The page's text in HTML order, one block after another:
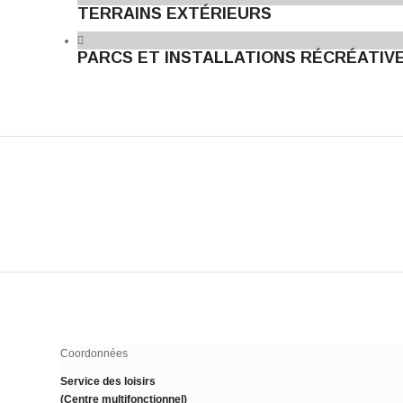
TERRAINS EXTÉRIEURS
PARCS ET INSTALLATIONS
Coordonnées
Service des loisirs
(Centre multifonctionnel)